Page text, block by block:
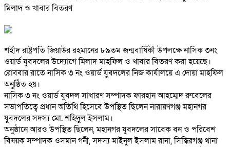
শহীদ রাষ্ট্রপতি জিয়াউর রহমানের ৮৯তম জন্মবার্ষিকী উপলক্ষে নাসিক ৩নং
ওয়ার্ড যুবদলের উদ্যোগে মিলাদ মাহফিল ও খাবার বিতরণ করা হয়েছে।
রোববার রাতে নাসিক ৩ নং ওয়ার্ড যুবদলের নিজ কার্যালয়ে এ দোয়া মাহফিল
অনুষ্ঠিত হয়।
নাসিক ৩ নং ওয়ার্ড যুবদল সাধারণ সম্পাদক ফারহান আহম্মেদ রুবেলের
সভাপতিত্বে প্রধান অতিথি হিসেবে উপস্থিত ছিলেন নারায়ণগঞ্জ মহানগর
যুবদলের সদস্য মো. শহিদুল ইসলাম।
অনুষ্ঠানে আরও উপস্থিত ছিলেন, মহানগর যুবদলের সাবেক বন ও পরিবেশ
বিষয়ক সম্পাদক ওসমান গনী, সদস্য মাইনুল ইসলাম রানা, সিদ্ধিরগঞ্জ থানা